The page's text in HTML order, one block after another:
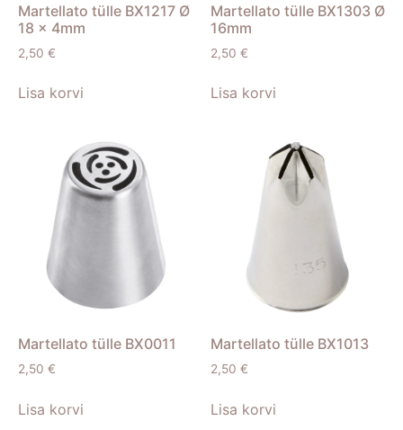
Martellato tülle BX1217 Ø
18 x 4mm
2,50 €
Lisa korvi
Martellato tülle BX1303 Ø
16mm
2,50 €
Lisa korvi
Martellato tülle BX0011
2,50 €
Lisa korvi
Martellato tülle BX1013
2,50 €
Lisa korvi